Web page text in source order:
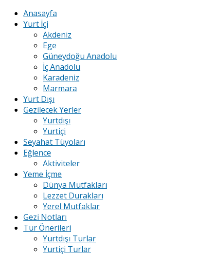
Anasayfa
Yurt İçi
Akdeniz
Ege
Güneydoğu Anadolu
İç Anadolu
Karadeniz
Marmara
Yurt Dışı
Gezilecek Yerler
Yurtdışı
Yurtiçi
Seyahat Tüyoları
Eğlence
Aktiviteler
Yeme İçme
Dünya Mutfakları
Lezzet Durakları
Yerel Mutfaklar
Gezi Notları
Tur Önerileri
Yurtdışı Turlar
Yurtiçi Turlar